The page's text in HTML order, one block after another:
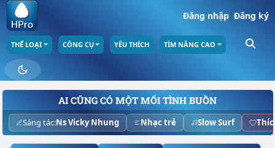
Đăng nhập|Đăng ký
THỂ LOẠI CÔNG CỤ YÊU THÍCH TÌM NÂNG CAO
AI CŨNG CÓ MỘT MỐI TÌNH BUỒN
Sáng tác:Ns Vicky Nhung Nhạc trẻ Slow Surf